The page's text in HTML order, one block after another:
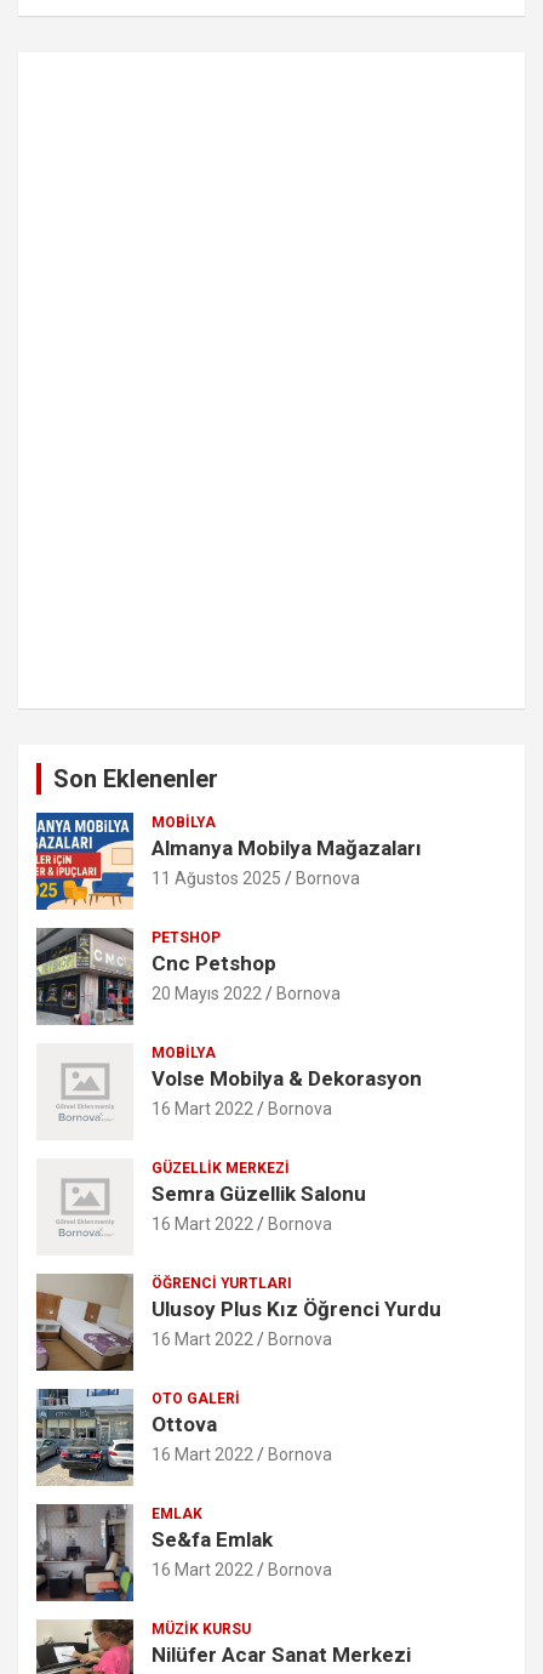
Son Eklenenler
MOBILYA
Almanya Mobilya Mağazaları
11 Ağustos 2025 Bornova
PETSHOP
Cnc Petshop
20 Mayıs 2022 Bornova
MOBILYA
Volse Mobilya & Dekorasyon
16 Mart 2022 Bornova
GÜZELLIK MERKEZI
Semra Güzellik Salonu
16 Mart 2022 Bornova
ÖĞRENCI YURTLARI
Ulusoy Plus Kız Öğrenci Yurdu
16 Mart 2022 Bornova
OTO GALERI
Ottova
16 Mart 2022 Bornova
EMLAK
Se&fa Emlak
16 Mart 2022 Bornova
MÜZIK KURSU
Nilüfer Acar Sanat Merkezi